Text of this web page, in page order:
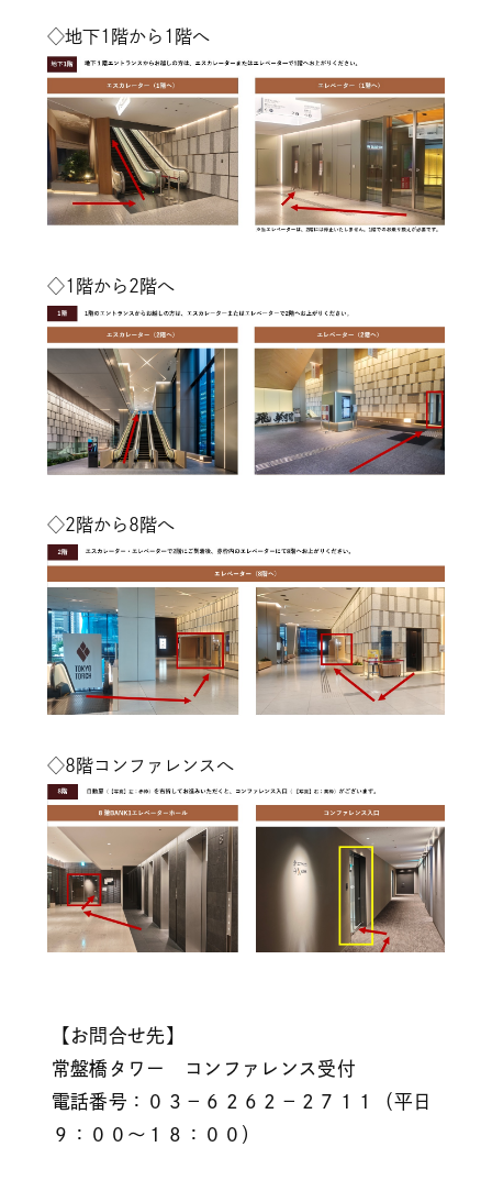
◇地下1階から1階へ
◇1階から2階へ
◇2階から8階へ
◇8階コンファレンスへ
【お問合せ先】
常盤橋タワー コンファレンス受付
電話番号：０３－６２６２－２７１１（平日
９：００～１８：００）